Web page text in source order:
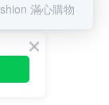
滿心購物